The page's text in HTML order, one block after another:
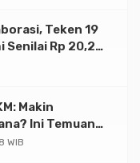
Teken 19
Senilai Rp 20,2
Makin
Ini Temuan
WIB